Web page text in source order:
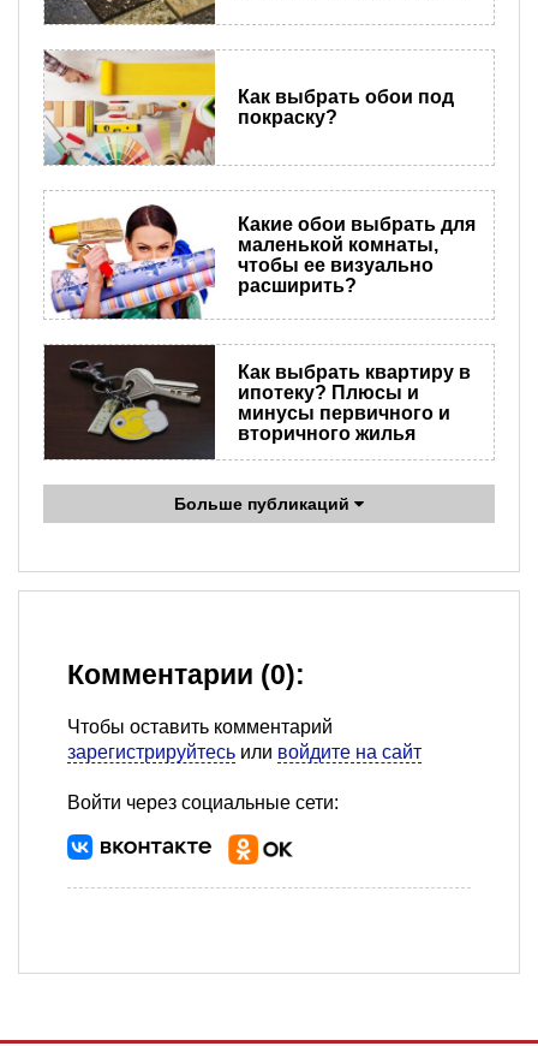
Как выбрать обои под
покраску?
Какие обои выбрать для
маленькой комнаты,
чтобы ее визуально
расширить?
Как выбрать квартиру в
ипотеку? Плюсы и
минусы первичного и
вторичного жилья
Больше публикаций
Комментарии (0):
Чтобы оставить комментарий
зарегистрируйтесь или войдите на сайт
Войти через социальные сети: